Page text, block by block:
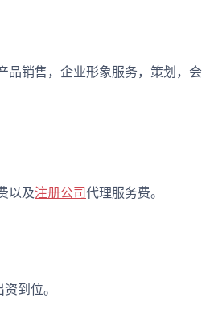
销售，企业形象服务，策划，会
以及注册公司代理服务费。
到位。